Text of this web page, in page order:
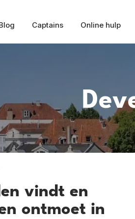
Captains Online hulp
vindt en
ontmoet in